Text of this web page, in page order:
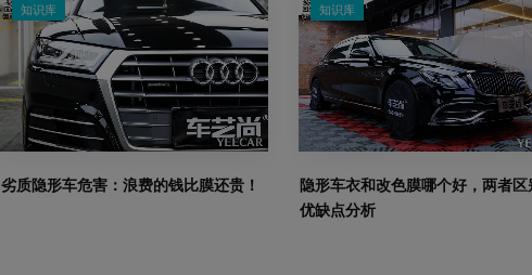
知识库
劣质隐形车危害：浪费的钱比膜还贵！
知识库
隐形车衣和改色膜哪个好，两者区
优缺点分析